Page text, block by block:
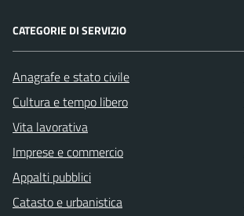
CATEGORIE DI SERVIZIO
Anagrafe e stato civile
Cultura e tempo libero
Vita lavorativa
Imprese e commercio
Appalti pubblici
Catasto e urbanistica